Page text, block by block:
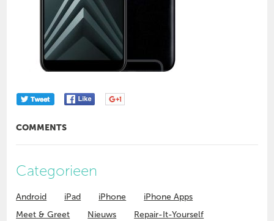
COMMENTS
Categorieen
Android iPad iPhone
iPhone Apps
Meet & Greet
Nieuws
Repair-It-Yourself